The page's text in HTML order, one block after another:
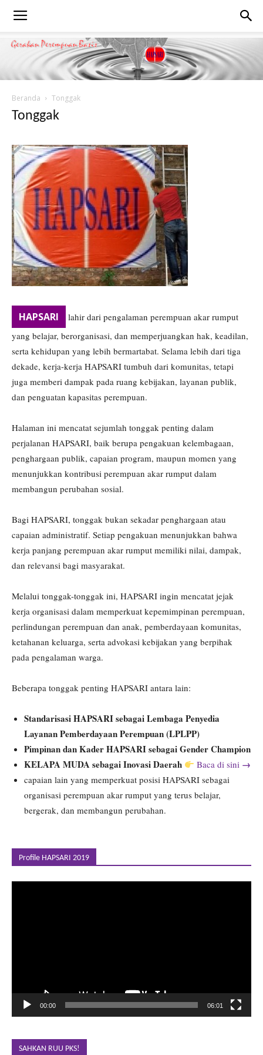
Beranda Tonggak
Tonggak
HAPSARI
lahir dari pengalaman perempuan akar rumput
yang belajar, berorganisasi, dan memperjuangkan hak, keadilan,
serta kehidupan yang lebih bermartabat. Selama lebih dari tiga
dekade, kerja-kerja HAPSARI tumbuh dari komunitas, tetapi
juga memberi dampak pada ruang kebijakan, layanan publik,
dan penguatan kapasitas perempuan.
Halaman ini mencatat sejumlah tonggak penting dalam
perjalanan HAPSARI, baik berupa pengakuan kelembagaan,
penghargaan publik, capaian program, maupun momen yang
menunjukkan kontribusi perempuan akar rumput dalam
membangun perubahan sosial.
Bagi HAPSARI, tonggak bukan sekadar penghargaan atau
capaian administratif. Setiap pengakuan menunjukkan bahwa
kerja panjang perempuan akar rumput memiliki nilai, dampak,
dan relevansi bagi masyarakat.
Melalui tonggak-tonggak ini, HAPSARI ingin mencatat jejak
kerja organisasi dalam memperkuat kepemimpinan perempuan,
perlindungan perempuan dan anak, pemberdayaan komunitas,
ketahanan keluarga, serta advokasi kebijakan yang berpihak
pada pengalaman warga.
Beberapa tonggak penting HAPSARI antara lain:
Standarisasi HAPSARI sebagai Lembaga Penyedia
Layanan Pemberdayaan Perempuan (LPLPP)
Pimpinan dan Kader HAPSARI sebagai Gender Champion
KELAPA MUDA sebagai Inovasi Daerah
Baca di sini →
capaian lain yang memperkuat posisi HAPSARI sebagai
organisasi perempuan akar rumput yang terus belajar,
bergerak, dan membangun perubahan.
Profile HAPSARI 2019
00:00 06:01
SAHKAN RUU PKS!